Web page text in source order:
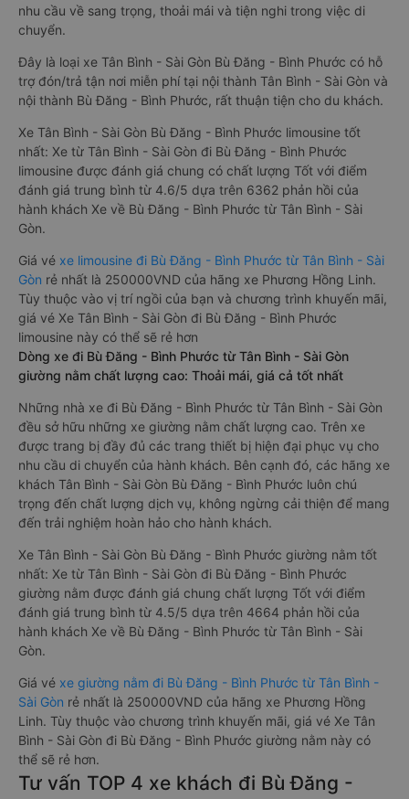
nhu cầu về sang trọng, thoải mái và tiện nghi trong việc di
chuyển.
Đây là loại xe Tân Bình - Sài Gòn Bù Đăng - Bình Phước có hỗ
trợ đón/trả tận nơi miễn phí tại nội thành Tân Bình - Sài Gòn và
nội thành Bù Đăng - Bình Phước, rất thuận tiện cho du khách.
Xe Tân Bình - Sài Gòn Bù Đăng - Bình Phước limousine tốt
nhất: Xe từ Tân Bình - Sài Gòn đi Bù Đăng - Bình Phước
limousine được đánh giá chung có chất lượng Tốt với điểm
đánh giá trung bình từ 4.6/5 dựa trên 6362 phản hồi của
hành khách Xe về Bù Đăng - Bình Phước từ Tân Bình - Sài
Gòn.
Giá vé xe limousine đi Bù Đăng - Bình Phước từ Tân Bình - Sài
Gòn rẻ nhất là 250000VND của hãng xe Phương Hồng Linh.
Tùy thuộc vào vị trí ngồi của bạn và chương trình khuyến mãi,
giá vé Xe Tân Bình - Sài Gòn đi Bù Đăng - Bình Phước
limousine này có thể sẽ rẻ hơn
Dòng xe đi Bù Đăng - Bình Phước từ Tân Bình - Sài Gòn
giường nằm chất lượng cao: Thoải mái, giá cả tốt nhất
Những nhà xe đi Bù Đăng - Bình Phước từ Tân Bình - Sài Gòn
đều sở hữu những xe giường nằm chất lượng cao. Trên xe
được trang bị đầy đủ các trang thiết bị hiện đại phục vụ cho
nhu cầu di chuyển của hành khách. Bên cạnh đó, các hãng xe
khách Tân Bình - Sài Gòn Bù Đăng - Bình Phước luôn chú
trọng đến chất lượng dịch vụ, không ngừng cải thiện để mang
đến trải nghiệm hoàn hảo cho hành khách.
Xe Tân Bình - Sài Gòn Bù Đăng - Bình Phước giường nằm tốt
nhất: Xe từ Tân Bình - Sài Gòn đi Bù Đăng - Bình Phước
giường nằm được đánh giá chung chất lượng Tốt với điểm
đánh giá trung bình từ 4.5/5 dựa trên 4664 phản hồi của
hành khách Xe về Bù Đăng - Bình Phước từ Tân Bình - Sài
Gòn.
Giá vé xe giường nằm đi Bù Đăng - Bình Phước từ Tân Bình -
Sài Gòn rẻ nhất là 250000VND của hãng xe Phương Hồng
Linh. Tùy thuộc vào chương trình khuyến mãi, giá vé Xe Tân
Bình - Sài Gòn đi Bù Đăng - Bình Phước giường nằm này có
thể sẽ rẻ hơn.
Tư vấn TOP 4 xe khách đi Bù Đăng -